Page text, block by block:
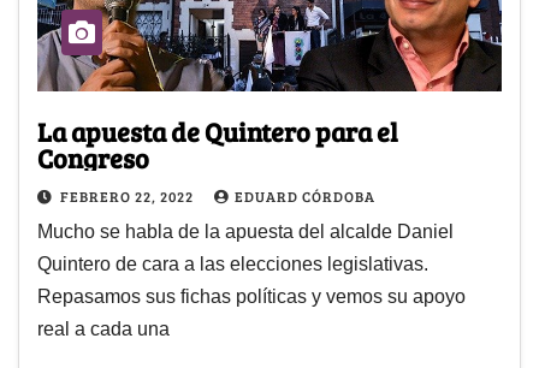
La apuesta de Quintero para el
Congreso
FEBRERO 22, 2022 EDUARD CÓRDOBA
Mucho se habla de la apuesta del alcalde Daniel
Quintero de cara a las elecciones legislativas.
Repasamos sus fichas políticas y vemos su apoyo
real a cada una